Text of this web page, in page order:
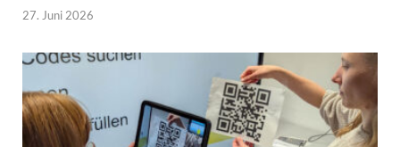
27. Juni 2026